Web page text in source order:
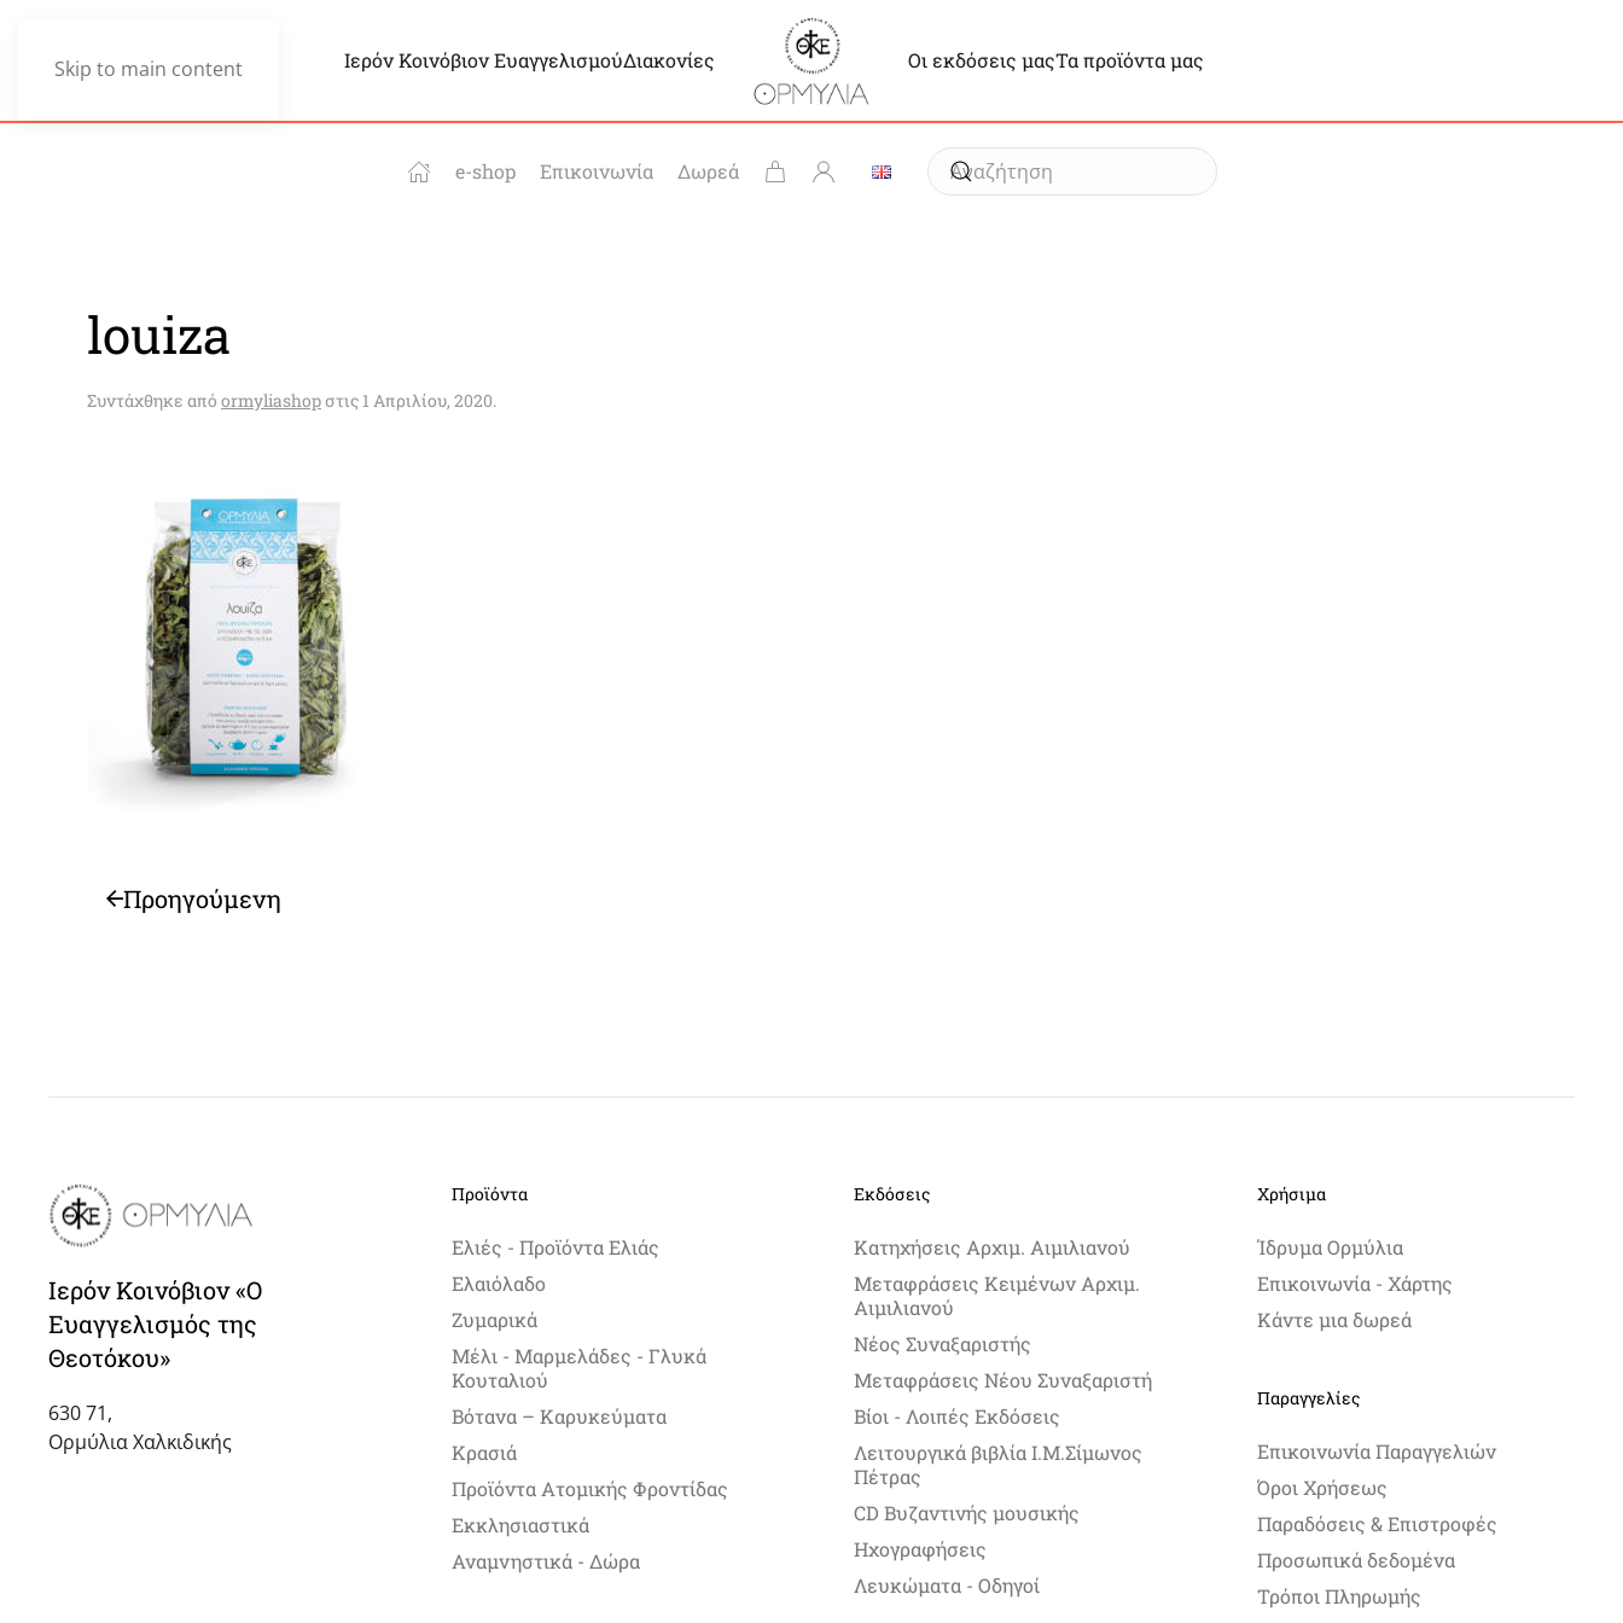
Skip to main content Ιερόν Κοινόβιον ΕυαγγελισμούΔιακονίες Οι εκδόσεις μαςΤα προϊόντα μας
e-shop Επικοινωνία Δωρεά
louiza
Συντάχθηκε από ormyliashopστις 1 Απριλίου, 2020.
Προηγούμενη
Ιερόν Κοινόβιον «Ο
Ευαγγελισμός της
Θεοτόκου»
630 71,
Ορμύλια Χαλκιδικής
Προϊόντα
Ελιές - Προϊόντα Ελιάς
Ελαιόλαδο
Ζυμαρικά
Μέλι - Μαρμελάδες - Γλυκά
Κουταλιού
Βότανα – Καρυκεύματα
Κρασιά
Προϊόντα Ατομικής Φροντίδας
Εκκλησιαστικά
Αναμνηστικά - Δώρα
Εκδόσεις
Κατηχήσεις Αρχιμ. Αιμιλιανού
Μεταφράσεις Κειμένων Αρχιμ.
Αιμιλιανού
Νέος Συναξαριστής
Μεταφράσεις Νέου Συναξαριστή
Βίοι - Λοιπές Εκδόσεις
Λειτουργικά βιβλία Ι.Μ.Σίμωνος
Πέτρας
CD Βυζαντινής μουσικής
Ηχογραφήσεις
Λευκώματα - Οδηγοί
Χρήσιμα
Ίδρυμα Ορμύλια
Επικοινωνία - Χάρτης
Κάντε μια δωρεά
Παραγγελίες
Επικοινωνία Παραγγελιών
Όροι Χρήσεως
Παραδόσεις & Επιστροφές
Προσωπικά δεδομένα
Τρόποι Πληρωμής